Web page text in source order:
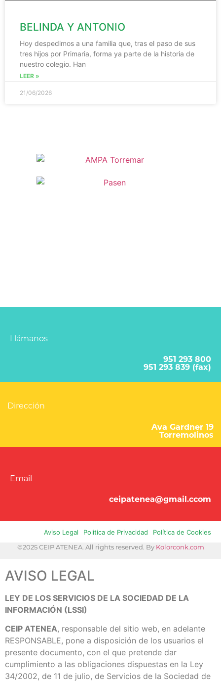
BELINDA Y ANTONIO
Hoy despedimos a una familia que, tras el paso de sus
tres hijos por Primaria, forma ya parte de la historia de
nuestro colegio. Han
LEER »
21/06/2026
Llámanos
951 293 800
951 293 839 (fax)
Dirección
Ava Gardner 19
Torremolinos
Email
ceipatenea@gmail.ccom
Aviso Legal Politica de Privacidad
Política de Cookies
©2025 CEIP ATENEA. All rights reserved. By Kolorconk.com
AVISO LEGAL
LEY DE LOS SERVICIOS DE LA SOCIEDAD DE LA
INFORMACIÓN (LSSI)
CEIP ATENEA, responsable del sitio web, en adelante
RESPONSABLE, pone a disposición de los usuarios el
presente documento, con el que pretende dar
cumplimiento a las obligaciones dispuestas en la Ley
34/2002, de 11 de julio, de Servicios de la Sociedad de